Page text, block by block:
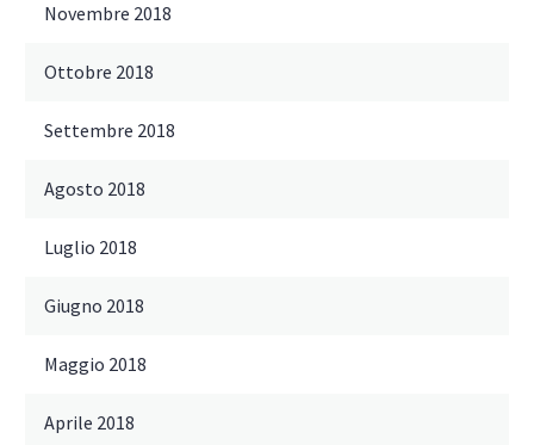
Novembre 2018
Ottobre 2018
Settembre 2018
Agosto 2018
Luglio 2018
Giugno 2018
Maggio 2018
Aprile 2018